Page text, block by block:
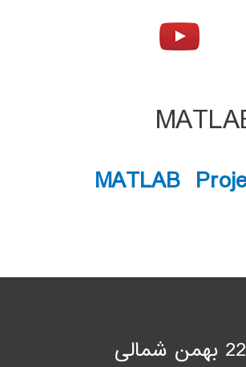
MATLAB